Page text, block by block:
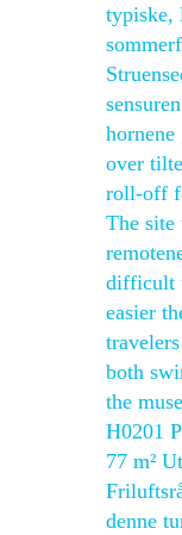
typiske,
over
roll-off
The site
difficult
easier
both
the
H0201
77 m²
denne